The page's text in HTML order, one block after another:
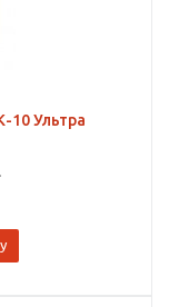
10 Ультра